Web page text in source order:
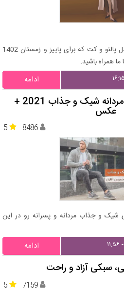
در این بخش از زیبامون با 3 مدل پالتو و کت که برای پاییز و زمستان 1402
همراه باشید.
ادامه
استایل های پاییزی مردانه شیک و جذاب 2021 +
عکس
5 8486
شیک و جذاب مردانه و پسرانه رو در این
ادامه
سبکی آزاد و راحت
5 7159